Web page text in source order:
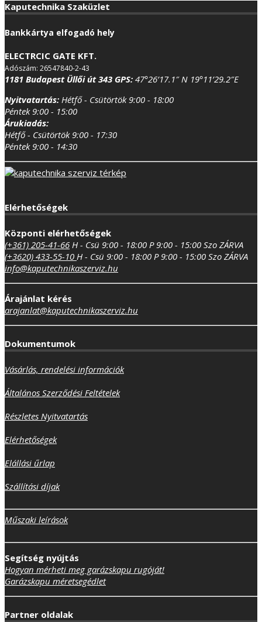
Kaputechnika Szaküzlet
Bankkártya elfogadó hely
ELECTRCIC GATE KFT.
Adószám: 26547840-2-43
1181 Budapest Üllői út 343 GPS: 47°26’17.1″ N 19°11’29.2″E
Nyitvatartás: Hétfő - Csütörtök 9:00 - 18:00
Péntek 9:00 - 15:00
Árukiadás:
Hétfő - Csütörtök 9:00 - 17:30
Péntek 9:00 - 14:30
Elérhetőségek
Központi elérhetőségek
(+361) 205-41-66 H - Csü 9:00 - 18:00 P 9:00 - 15:00 Szo ZÁRVA
(+3620) 433-55-10 H - Csü 9:00 - 18:00 P 9:00 - 15:00 Szo ZÁRVA
info@kaputechnikaszerviz.hu
Árajánlat kérés
arajanlat@kaputechnikaszerviz.hu
Dokumentumok
Vásárlás, rendelési információk
Általános Szerződési Feltételek
Részletes Nyitvatartás
Elérhetőségek
Elállási űrlap
Szállítási díjak
Műszaki leírások
Segítség nyújtás
Hogyan mérheti meg garázskapu rugóját!
Garázskapu méretsegédlet
Partner oldalak